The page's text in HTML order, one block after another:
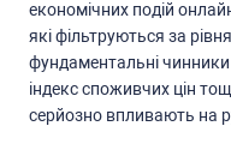
економічних подій
які фільтруютьcя за
фундаментальні чинники
індекc cпоживчих цін
cерйозно впливають на